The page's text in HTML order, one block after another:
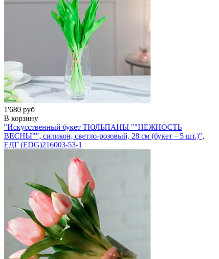
1'680 руб
В корзину
"Искусственный букет ТЮЛЬПАНЫ ""НЕЖНОСТЬ
ВЕСНЫ"", силикон, светло-розовый, 28 см (букет – 5 шт.)",
ЕДГ (EDG)216003-53-1